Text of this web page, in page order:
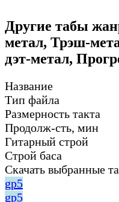
Другие табы
метал, Трэш-
дэт-метал,
Название
Тип файла
Размерность такта
Продолж-сть, мин
Гитарный строй
Строй баса
Скачать выбранные
gp5
gp5